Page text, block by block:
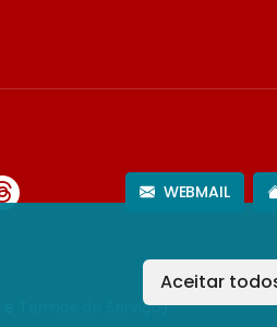
Aceitar
WEBMAIL
Termos de Serviço).